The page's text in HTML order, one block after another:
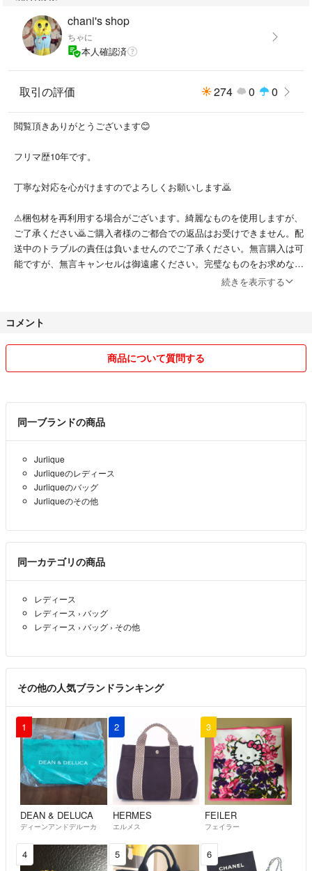
chani's shop
ちゃに
本人確認済
取引の評価 274 0 0
閲覧頂きありがとうございます😊
フリマ歴10年です。
丁寧な対応を心がけますのでよろしくお願いします🙇
⚠梱包材を再利用する場合がございます。綺麗なものを使用しますが、
ご了承ください🙇ご購入者様のご都合での返品はお受けできません。配
送中のトラブルの責任は負いませんのでご了承ください。無言購入は可
能ですが、無言キャンセルは御遠慮ください。完璧なものをお求めな方
続きを表示する
コメント
商品について質問する
同一ブランドの商品
Jurlique
Jurliqueのレディース
Jurliqueのバッグ
Jurliqueのその他
同一カテゴリの商品
レディース
レディース › バッグ
レディース › バッグ › その他
その他の人気ブランドランキング
1
DEAN & DELUCA
ディーンアンドデルーカ
2
HERMES
エルメス
3
FEILER
フェイラー
4 5 6